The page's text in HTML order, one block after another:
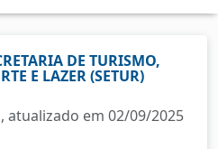
DE TURISMO,
E LAZER (SETUR)
atualizado em 02/09/2025